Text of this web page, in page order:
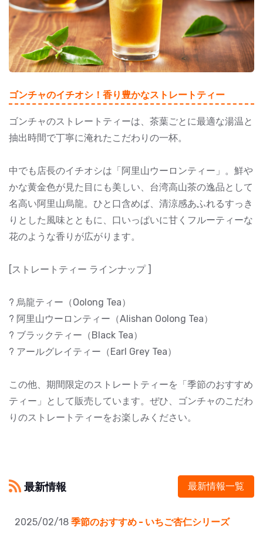
ゴンチャのイチオシ！香り豊かなストレートティー
ゴンチャのストレートティーは、茶葉ごとに最適な湯温と
抽出時間で丁寧に淹れたこだわりの一杯。
中でも店長のイチオシは「阿里山ウーロンティー」。鮮や
かな黄金色が見た目にも美しい、台湾高山茶の逸品として
名高い阿里山烏龍。ひと口含めば、清涼感あふれるすっき
りとした風味とともに、口いっぱいに甘くフルーティーな
花のような香りが広がります。
[ストレートティー ラインナップ ]
? 烏龍ティー（Oolong Tea）
? 阿里山ウーロンティー（Alishan Oolong Tea）
? ブラックティー（Black Tea）
? アールグレイティー（Earl Grey Tea）
この他、期間限定のストレートティーを「季節のおすすめ
ティー」として販売しています。ぜひ、ゴンチャのこだわ
りのストレートティーをお楽しみください。
最新情報 最新情報一覧
2025/02/18 季節のおすすめ - いちご杏仁シリーズ